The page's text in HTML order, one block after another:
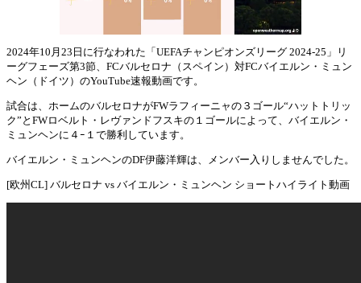
2024年10月23日に行なわれた「UEFAチャンピオンズリーグ 2024-25」リ
ーグフェーズ第3節、FCバルセロナ（スペイン）対FCバイエルン・ミュン
ヘン（ドイツ）のYouTube速報動画です。
試合は、ホームのバルセロナがFWラフィーニャの３ゴール“ハットトリッ
ク”とFWロベルト・レヴァンドフスキの１ゴールによって、バイエルン・
ミュンヘンに４ｰ１で勝利しています。
バイエルン・ミュンヘンのDF伊藤洋輝は、メンバー入りしませんでした。
[欧州CL] バルセロナ vs バイエルン・ミュンヘン ショートハイライト動画